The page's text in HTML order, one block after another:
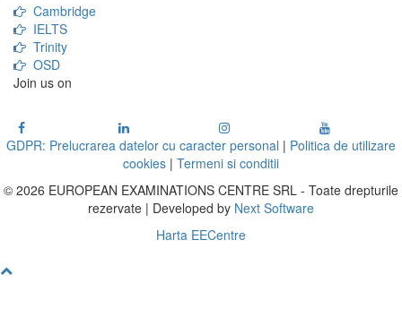
Cambridge
IELTS
Trinity
OSD
Join us on
GDPR: Prelucrarea datelor cu caracter personal | Politica de utilizare
cookies | Termeni si conditii
© 2026 EUROPEAN EXAMINATIONS CENTRE SRL - Toate drepturile
rezervate | Developed by Next Software
Harta EECentre